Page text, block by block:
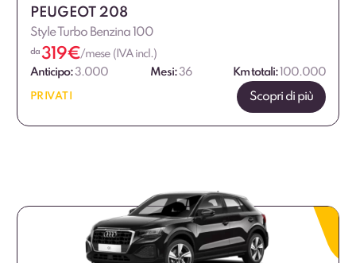
PEUGEOT 208
Style Turbo Benzina 100
da 319€/mese (IVA incl.)
Anticipo:3.000 Mesi:36 Km totali: 100.000
PRIVATI Scopri di più